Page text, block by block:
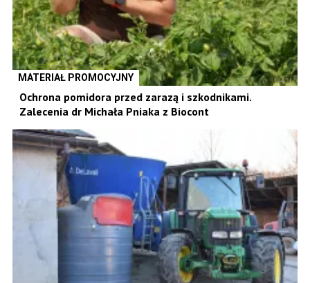
MATERIAŁ PROMOCYJNY
Ochrona pomidora przed zarazą i szkodnikami.
Zalecenia dr Michała Pniaka z Biocont